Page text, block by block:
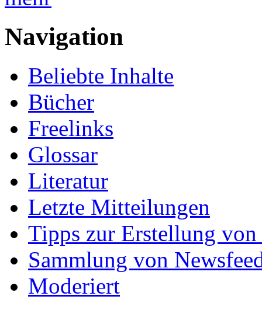
Navigation
Beliebte Inhalte
Bücher
Freelinks
Glossar
Literatur
Letzte Mitteilungen
Tipps zur Erstellung
Sammlung von
Moderiert